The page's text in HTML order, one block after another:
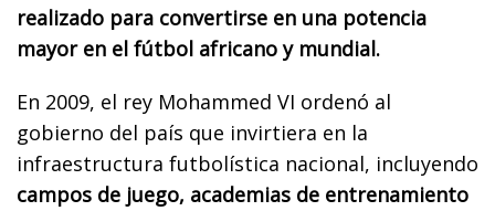
realizado para convertirse en una potencia
mayor en el fútbol africano y mundial.
En 2009, el rey Mohammed VI ordenó al
gobierno del país que invirtiera en la
infraestructura futbolística nacional, incluyendo
campos de juego, academias de entrenamiento